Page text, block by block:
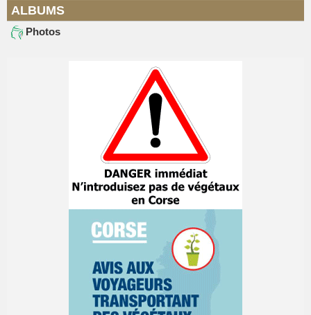
ALBUMS
Photos